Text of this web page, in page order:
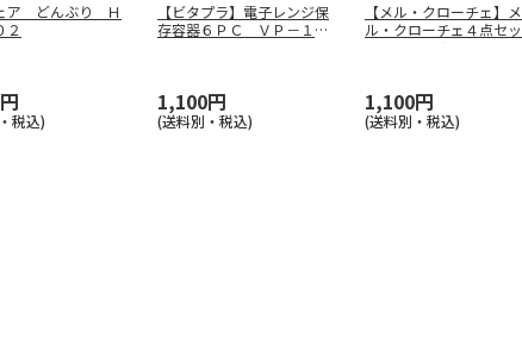
ア どんぶり Ｈ
２
税込)
【ビタプラ】電子レンジ保
存容器６ＰＣ ＶＰ－１０
1,100円
(送料別・税込)
【メル・クローチェ】メ
ル・クローチェ４点セッ
1,100円
(送料別・税込)